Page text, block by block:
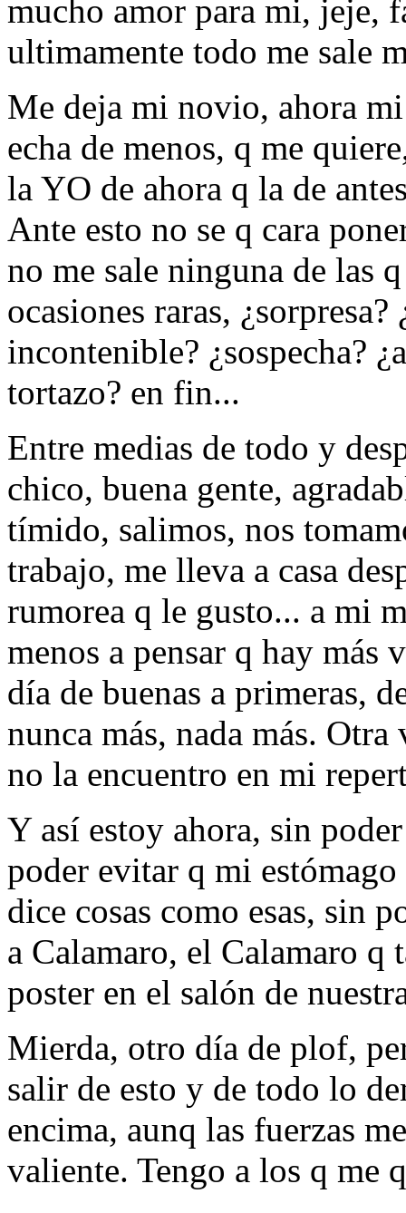
mucho amor para mi, jeje,
ultimamente todo me sale
Me deja mi novio, ahora
echa de menos, q me
la YO de ahora q la de
Ante esto no se q cara
no me sale ninguna de las
ocasiones raras,
incontenible? ¿sospecha?
tortazo? en fin...
Entre medias de todo y
chico, buena gente,
tímido, salimos, nos
trabajo, me lleva a casa
rumorea q le gusto... a mi
menos a pensar q hay
día de buenas a primeras,
nunca más, nada más.
no la encuentro en mi
Y así estoy ahora, sin
poder evitar q mi
dice cosas como esas, sin
a Calamaro, el Calamaro q
poster en el salón de
Mierda, otro día de plof,
salir de esto y de todo lo
encima, aunq las fuerzas
valiente. Tengo a los q me